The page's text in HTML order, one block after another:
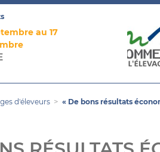
au 17
d'éleveurs « De bons résultats